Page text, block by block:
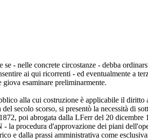
- nelle concrete circostanze - debba
ai qui ricorrenti - ed eventualmente a
esaminare preliminarmente.
alla cui costruzione è applicabile il
secolo scorso, si presentò la necessità di
poi abrogata dalla LFerr del 20
procedura d'approvazione dei piani
e dalla prassi amministrativa come